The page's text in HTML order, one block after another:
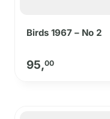
Birds 1967 – No 2
95,00